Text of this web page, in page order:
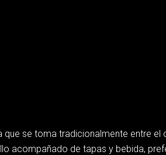
que se toma tradicionalmente entre
acompañado de tapas y bebida,